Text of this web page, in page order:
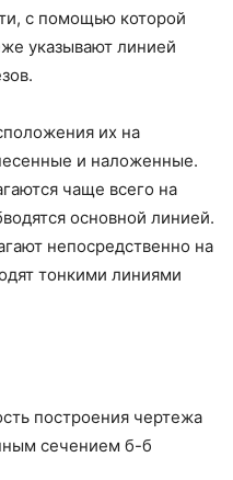
с помощью которой
указывают линией
их на
и наложенные.
чаще всего на
основной линией.
непосредственно на
тонкими линиями
построения чертежа
сечением б-б